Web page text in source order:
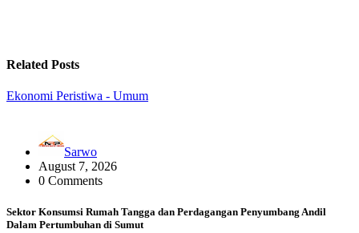
Related Posts
Ekonomi Peristiwa - Umum
Sarwo
August 7, 2026
0 Comments
Sektor Konsumsi Rumah Tangga dan Perdagangan Penyumbang Andil
Dalam Pertumbuhan di Sumut ‎